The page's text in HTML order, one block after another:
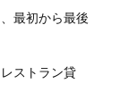
最初から最後
ストラン貸